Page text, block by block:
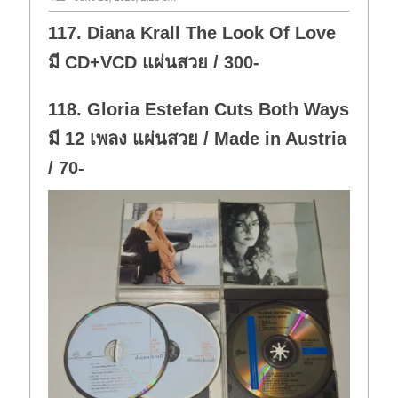
117. Diana Krall The Look Of Love
มี CD+VCD แผ่นสวย / 300-
118. Gloria Estefan Cuts Both Ways
มี 12 เพลง แผ่นสวย / Made in Austria
/ 70-